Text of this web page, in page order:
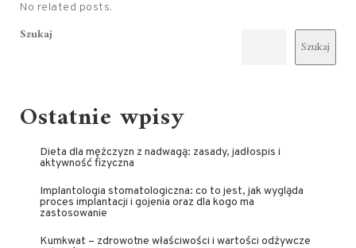
No related posts.
Szukaj
Szukaj
Ostatnie wpisy
Dieta dla mężczyzn z nadwagą: zasady, jadłospis i
aktywność fizyczna
Implantologia stomatologiczna: co to jest, jak wygląda
proces implantacji i gojenia oraz dla kogo ma
zastosowanie
Kumkwat – zdrowotne właściwości i wartości odżywcze